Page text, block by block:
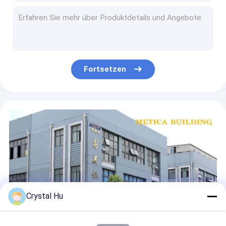
automatische füllende mit einer Kappe bedeckende 5kw und Etikettiermaschine für Sprühflasche
Hohe abfüllende Länge Fertigungsstraße 7000mm Intellectualization für Speiseöl
Automatischer Planum-Kasten/Karten-Aufkleber-Etikettiermaschine
Selbstsahnehanddesinfizierer-Flaschenabfüllmaschine 2000BPH-3000BPH fertigte 500kg besonders an
Automatischer Oberflächen-Aufkleber-Etikettiermaschine für Kasten/Karten und Flaschen-Etikettiermaschine
Fortsetzen
Crystal Hu